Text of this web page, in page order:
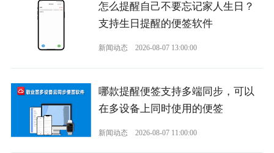
怎么提醒自己不要忘记家人生日？
支持生日提醒的便签软件
新闻动态 2026-08-07 13:00:00
哪款提醒便签支持多端同步，可以
在多设备上同时使用的便签
新闻动态 2026-08-07 11:00:00